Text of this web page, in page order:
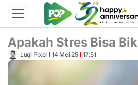
Lewati
konten
Apakah Stres Bisa
Luqi Pixel 14 Mei 25 17:51